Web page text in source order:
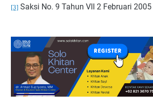
[3] Saksi No. 9 Tahun VII 2 Februari 2005